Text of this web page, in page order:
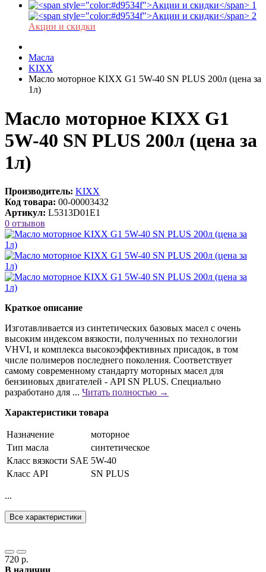
Акции и скидки
Масла
KIXX
Масло моторное KIXX G1 5W-40 SN PLUS 200л (цена за
1л)
Масло моторное KIXX G1
5W-40 SN PLUS 200л (цена за
1л)
Производитель: KIXX
Код товара: 00-00003432
Артикул: L5313D01E1
0 отзывов
Краткое описание
Изготавливается из синтетических базовых масел с очень
высоким индексом вязкости, полученных по технологии
VHVI, и комплекса высокоэффективных присадок, в том
числе полимеров последнего поколения. Соответствует
самому современному стандарту моторных масел для
бензиновых двигателей - API SN PLUS. Специально
разработано для ... Читать полностью →
Характеристики товара
Назначение
моторное
Тип масла
синтетическое
Класс вязкости SAE 5W-40
Класс API
SN PLUS
...
Все характеристики
720 р.